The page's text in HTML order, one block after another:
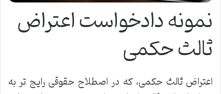
نمونه دادخواست اعتراض
ثالث حکمی
اعتراض ثالث حکمی، که در اصطلاح حقوقی رایج تر به